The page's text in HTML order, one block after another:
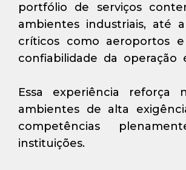
portfólio de serviços
ambientes industriais, até
críticos como aeroportos
confiabilidade da operação
Essa experiência reforça
ambientes de alta
competências
instituições.